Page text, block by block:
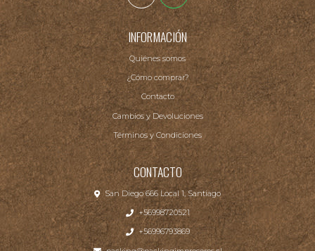
INFORMACIÓN
Quiénes somos
¿Cómo comprar?
Contacto
Cambios y Devoluciones
Términos y Condiciones
CONTACTO
San Diego 666 Local 1, Santiago
+56998720521
+56996793869